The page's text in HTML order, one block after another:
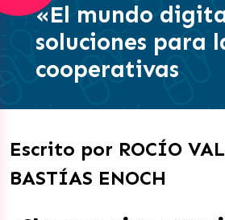
«El mundo
soluciones para
cooperativas
Escrito por ROCÍO
BASTÍAS ENOCH